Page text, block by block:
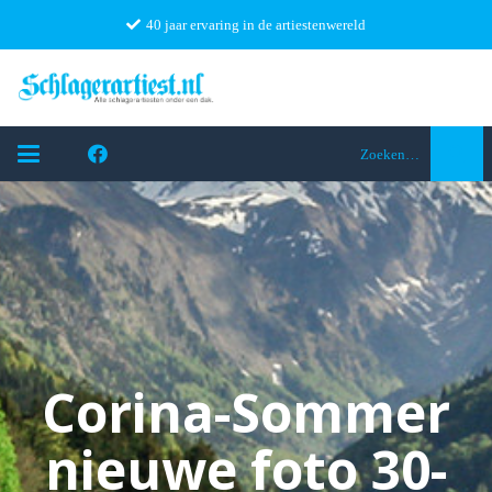
40 jaar ervaring in de artiestenwereld
Zoeken…
Corina-Sommer
nieuwe foto 30-